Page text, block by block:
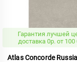
Гарантия лучшей
доставка 0р. от 100
Atlas Concorde Russia